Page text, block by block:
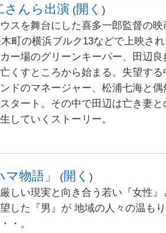
んら出演 (開く )
スを舞台にした喜多一郎監督の
木町の横浜ブルク13などで上映
ー場のグリーンキーパー、田辺
くすところから始まる。失望す
ドのマネージャー、松浦七海と
タート。その中で田辺は亡き妻
していくストーリー。
物語」 (開く )
しい現実と向き合う若い『女性
した『男』が 地域の人々の温も
・。